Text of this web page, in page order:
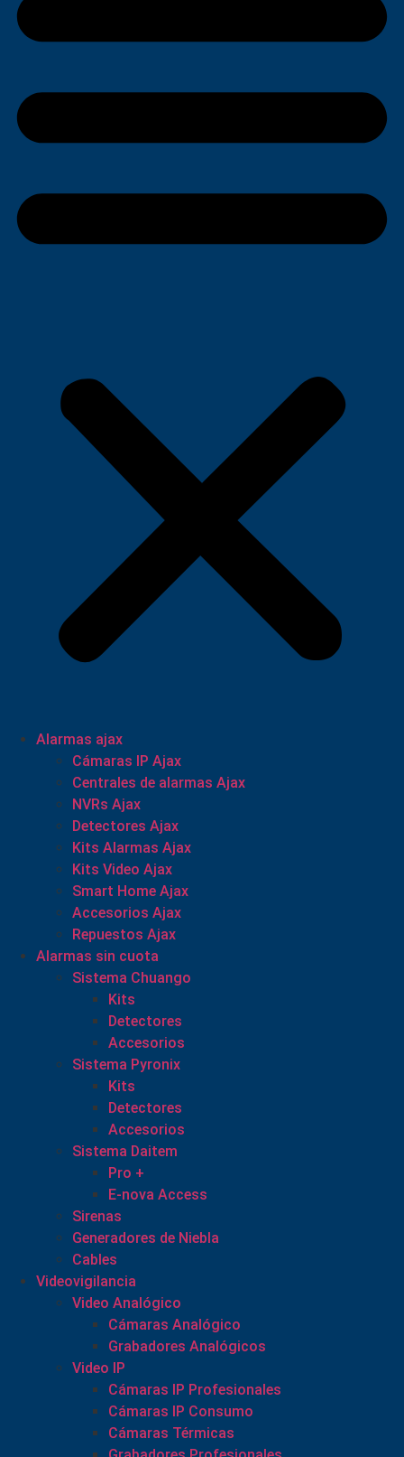
Alarmas ajax
Cámaras IP Ajax
Centrales de alarmas Ajax
NVRs Ajax
Detectores Ajax
Kits Alarmas Ajax
Kits Video Ajax
Smart Home Ajax
Accesorios Ajax
Repuestos Ajax
Alarmas sin cuota
Sistema Chuango
Kits
Detectores
Accesorios
Sistema Pyronix
Kits
Detectores
Accesorios
Sistema Daitem
Pro +
E-nova Access
Sirenas
Generadores de Niebla
Cables
Videovigilancia
Video Analógico
Cámaras Analógico
Grabadores Analógicos
Video IP
Cámaras IP Profesionales
Cámaras IP Consumo
Cámaras Térmicas